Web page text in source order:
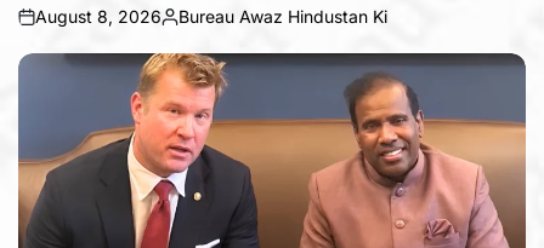
on
August 8, 2026
Posted
by
Bureau Awaz Hindustan Ki